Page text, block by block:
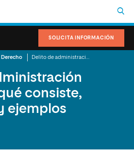
SOLICITA INFORMACIÓN
Derecho
consiste,
ejemplos